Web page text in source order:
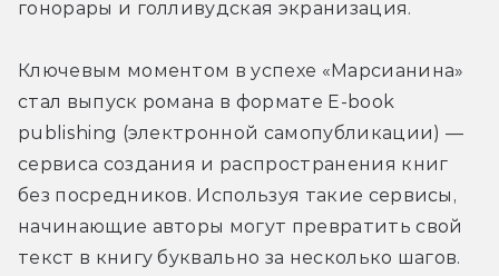
гонорары и голливудская экранизация.
Ключевым моментом в успехе «Марсианина»
стал выпуск романа в формате E-book
publishing (электронной самопубликации) —
сервиса создания и распространения книг
без посредников. Используя такие сервисы,
начинающие авторы могут превратить свой
текст в книгу буквально за несколько шагов.